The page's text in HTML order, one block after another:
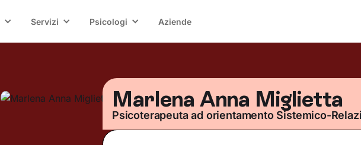
Servizi Psicologi Aziende
Marlena Anna Miglietta
Psicoterapeuta ad orientamento Sistemico-